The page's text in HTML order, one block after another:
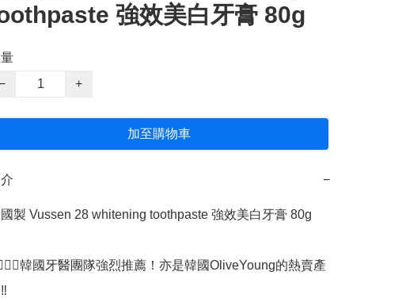
強效美白牙膏 80g
+
加至購物車
−
製 Vussen 28 whitening toothpaste 強效美白牙膏 80g
韓國牙醫團隊強烈推薦！亦是韓國OliveYoung的熱賣產